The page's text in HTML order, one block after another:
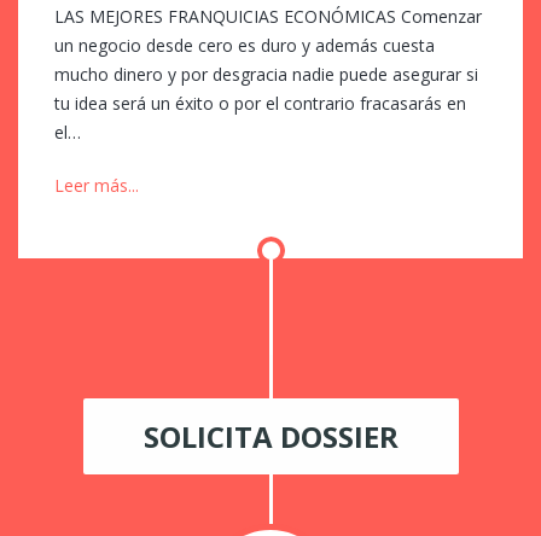
LAS MEJORES FRANQUICIAS ECONÓMICAS Comenzar
un negocio desde cero es duro y además cuesta
mucho dinero y por desgracia nadie puede asegurar si
tu idea será un éxito o por el contrario fracasarás en
el…
Leer más...
SOLICITA DOSSIER